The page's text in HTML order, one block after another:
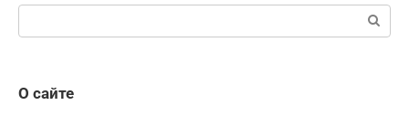
Поиск:
О сайте